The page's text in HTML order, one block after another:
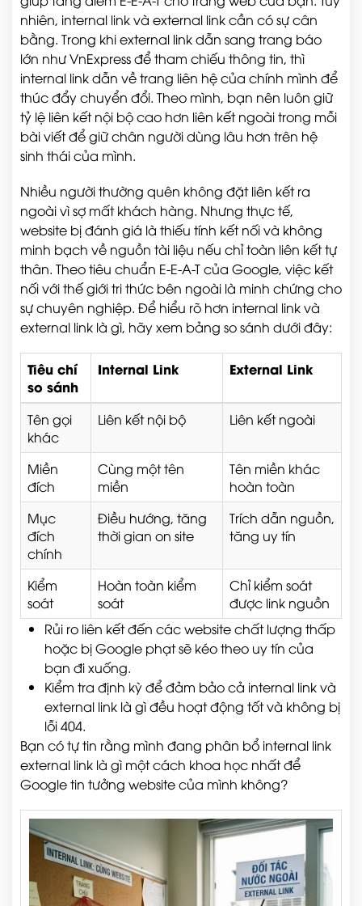
nhiên, internal link và external link cần có sự cân
bằng. Trong khi external link dẫn sang trang báo
lớn như VnExpress để tham chiếu thông tin, thì
internal link dẫn về trang liên hệ của chính mình để
thúc đẩy chuyển đổi. Theo mình, bạn nên luôn giữ
tỷ lệ liên kết nội bộ cao hơn liên kết ngoài trong mỗi
bài viết để giữ chân người dùng lâu hơn trên hệ
sinh thái của mình.
Nhiều người thường quên không đặt liên kết ra
ngoài vì sợ mất khách hàng. Nhưng thực tế,
website bị đánh giá là thiếu tính kết nối và không
minh bạch về nguồn tài liệu nếu chỉ toàn liên kết tự
thân. Theo tiêu chuẩn E-E-A-T của Google, việc kết
nối với thế giới tri thức bên ngoài là minh chứng cho
sự chuyên nghiệp. Để hiểu rõ hơn internal link và
external link là gì, hãy xem bảng so sánh dưới đây:
Tiêu chí
so sánh
Internal Link External Link
Tên gọi
khác
Liên kết nội bộ Liên kết ngoài
Miền
đích
Cùng một tên
miền
Tên miền khác
hoàn toàn
Mục
đích
chính
Điều hướng, tăng
thời gian on site
Trích dẫn nguồn,
tăng uy tín
Kiểm
soát
Hoàn toàn kiểm
soát
Chỉ kiểm soát
được link nguồn
Rủi ro liên kết đến các website chất lượng thấp
hoặc bị Google phạt sẽ kéo theo uy tín của
bạn đi xuống.
Kiểm tra định kỳ để đảm bảo cả internal link và
external link là gì đều hoạt động tốt và không bị
lỗi 404.
Bạn có tự tin rằng mình đang phân bổ internal link
external link là gì một cách khoa học nhất để
Google tin tưởng website của mình không?